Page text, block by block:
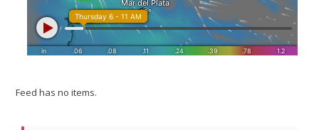
Feed has no items.